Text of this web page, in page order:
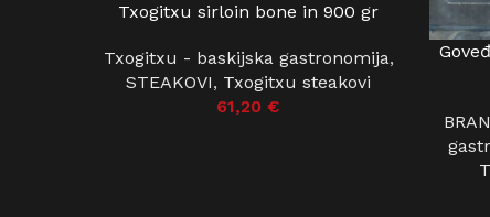
Txogitxu sirloin bone in 900 gr
Txogitxu - baskijska gastronomija,
STEAKOVI, Txogitxu steakovi
61,20 €
DODAJ